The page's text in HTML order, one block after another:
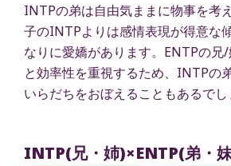
INTPの弟は自由気ままに物事を考
子のINTPよりは感情表現が得意な
なりに愛嬌があります。ENTPの兄
と効率性を重視するため、INTPの
いらだちをおぼえることもあるでし
INTP(兄・姉)×ENTP(弟・